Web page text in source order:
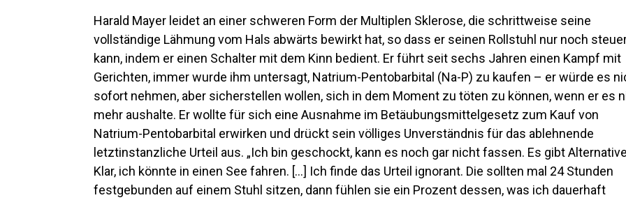
Harald Mayer leidet an einer schweren Form der Multiplen Sklerose, die schrittweise seine
vollständige Lähmung vom Hals abwärts bewirkt hat, so dass er seinen Rollstuhl nur noch
kann, indem er einen Schalter mit dem Kinn bedient. Er führt seit sechs Jahren einen Kampf mit
Gerichten, immer wurde ihm untersagt, Natrium-Pentobarbital (Na-P) zu kaufen – er würde es
sofort nehmen, aber sicherstellen wollen, sich in dem Moment zu töten zu können, wenn er es
mehr aushalte. Er wollte für sich eine Ausnahme im Betäubungsmittelgesetz zum Kauf von
Natrium-Pentobarbital erwirken und drückt sein völliges Unverständnis für das ablehnende
letztinstanzliche Urteil aus. „Ich bin geschockt, kann es noch gar nicht fassen. Es gibt
Klar, ich könnte in einen See fahren. […] Ich finde das Urteil ignorant. Die sollten mal 24 Stunden
festgebunden auf einem Stuhl sitzen, dann fühlen sie ein Prozent dessen, was ich dauerhaft